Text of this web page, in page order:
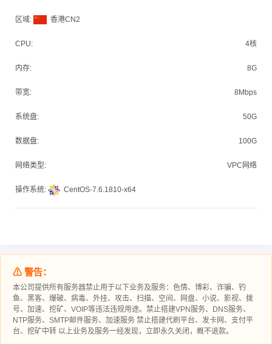
区域: 香港CN2
CPU: 4核
内存: 8G
带宽: 8Mbps
系统盘: 50G
数据盘: 100G
网络类型: VPC网络
操作系统: CentOS-7.6.1810-x64
⚠ 警告：
本公司提供所有服务器禁止用于以下业务及服务：色情、博彩、诈骗、钓
鱼、黑客、爆破、病毒、外挂、攻击、扫描、空间、网盘、小说、影视、拨
号、加速、挖矿、VOIP等违法违规用途。禁止搭建VPN服务、DNS服务、
NTP服务、SMTP邮件服务、加速服务 禁止搭建代刷平台、发卡网、支付平
台、挖矿中转 以上业务及服务一经发现，立即永久关闭，概不退款。